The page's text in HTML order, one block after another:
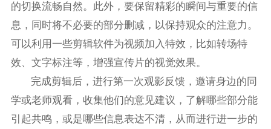
的切换流畅自然。此外，要保留精彩的瞬间与重要的信
息，同时将不必要的部分删减，以保持观众的注意力。
可以利用一些剪辑软件为视频加入特效，比如转场特
效、文字标注等，增强宣传片的视觉效果。
完成剪辑后，进行第一次观影反馈，邀请身边的同
学或老师观看，收集他们的意见建议，了解哪些部分能
引起共鸣，或是哪些信息表达不清，从而进行进一步的